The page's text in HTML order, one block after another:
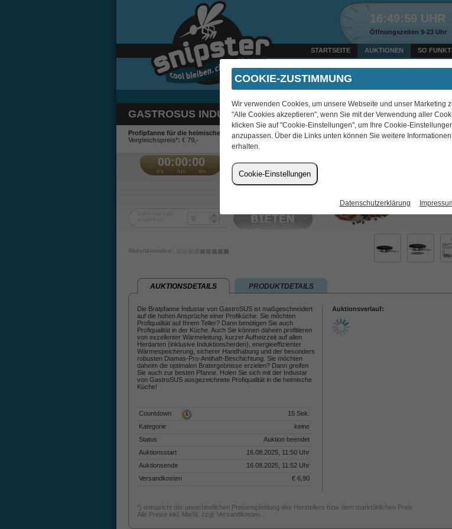
16:49:59 UHR
Öffnungszeiten 9-23 Uhr
STARTSEITE AUKTIONEN SO
Heute um 18:05 Uhr verkauft: DeLonghi Magnifica Start
GASTROSUS INDUSTAR BRATPFANNE 28CM
Profipfanne für die heimische Kühe.
Vergleichspreis*: € 79,-
00:00:00 €
Aktivitätsindex:
AUKTIONSDETAILS PRODUKTDETAILS
Die Bratpfanne Industar von GastroSUS ist maßgeschneidert
auf die hohen Ansprüche einer Profiküche. Sie möchten
Profiqualität auf Ihrem Teller? Dann benötigen Sie auch
Profiqualität in der Küche. Auch Sie können daheim profitieren
von exzellenter Wärmeleitung, kurzer Aufheizzeit auf allen
Herdarten (inklusive Induktionsherden), energieeffizienter
Wärmespeicherung, sicherer Handhabung und der besonders
robusten Diamas-Pro-Antihaft-Beschichtung. Sie möchten
daheim die optimalen Bratergebnisse erzielen? Dann greifen
Sie auch zur besten Pfanne. Holen Sie sich mit der Industar
von GastroSUS ausgezeichnete Profiqualität in die heimische
Küche!
Countdown
15 Sek.
Kategorie
keine
Status
Auktion beendet
Auktionsstart
16.08.2025, 11:50 Uhr
Auktionsende
16.08.2025, 11:52 Uhr
Versandkosten
€ 6,90
Auktionsverlauf:
*) entspricht der unverbindlichen Preisempfehlung des Herstellers bzw. dem marktüblichen Preis
Alle Preise inkl. MwSt. zzgl. Versandkosten.
COOKIE-ZUSTIMMUNG
Wir verwenden Cookies, um unsere Webseite und unser Marketing
"Alle Cookies akzeptieren", wenn Sie mit der Verwendung aller
klicken Sie auf "Cookie-Einstellungen", um Ihre Cookie-
anzupassen. Über die Links unten können Sie weitere
erhalten.
Cookie-Einstellungen
Datenschutzerklärung